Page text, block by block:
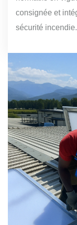
consignée et
sécurité incendie.